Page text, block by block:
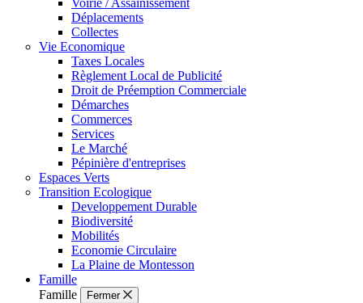
Voirie / Assainissement
Déplacements
Collectes
Vie Economique
Taxes Locales
Règlement Local de Publicité
Droit de Préemption Commerciale
Démarches
Commerces
Services
Le Marché
Pépinière d'entreprises
Espaces Verts
Transition Ecologique
Developpement Durable
Biodiversité
Mobilités
Economie Circulaire
La Plaine de Montesson
Famille
Famille
Fermer